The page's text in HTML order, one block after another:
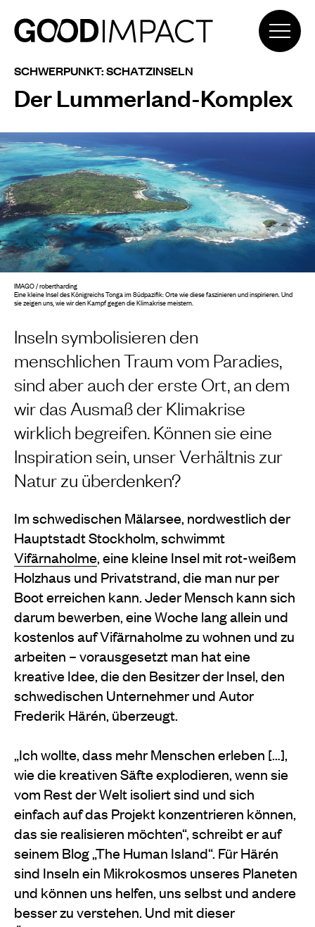
SCHWERPUNKT: SCHATZINSELN
Der Lummerland-Komplex
Inseln symbolisieren den
menschlichen Traum vom Paradies,
sind aber auch der erste Ort, an dem
wir das Ausmaß der Klimakrise
wirklich begreifen. Können sie eine
Inspiration sein, unser Verhältnis zur
Natur zu überdenken?
Im schwedischen Mälarsee, nordwestlich der
Hauptstadt Stockholm, schwimmt
Vifärnaholme, eine kleine Insel mit rot-weißem
Holzhaus und Privatstrand, die man nur per
Boot erreichen kann. Jeder Mensch kann sich
darum bewerben, eine Woche lang allein und
kostenlos auf Vifärnaholme zu wohnen und zu
arbeiten – vorausgesetzt man hat eine
kreative Idee, die den Besitzer der Insel, den
schwedischen Unternehmer und Autor
Frederik Härén, überzeugt.
„Ich wollte, dass mehr Menschen erleben […],
wie die kreativen Säfte explodieren, wenn sie
vom Rest der Welt isoliert sind und sich
einfach auf das Projekt konzentrieren können,
das sie realisieren möchten“, schreibt er auf
seinem Blog „The Human Island“. Für Härén
sind Inseln ein Mikrokosmos unseres Planeten
und können uns helfen, uns selbst und andere
besser zu verstehen. Und mit dieser
IMAGO / robertharding
Eine kleine Insel des Königreichs Tonga im Südpazifik:Orte wie diese faszinieren und inspirieren. Und
sie zeigen uns,wie wir den Kampf gegen die Klimakrise meistern.